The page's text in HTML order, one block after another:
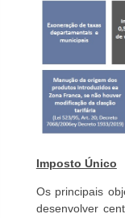
Imposto Único
Os principais
desenvolver